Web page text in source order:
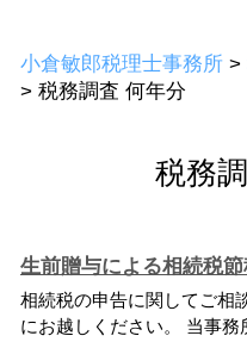
小倉敏郎税理士事務所 >
> 税務調査 何年分
税務
生前贈与による相続税
相続税の申告に関してご相
にお越しください。 当事